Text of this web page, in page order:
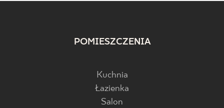
POMIESZCZENIA
Kuchnia
Łazienka
Salon